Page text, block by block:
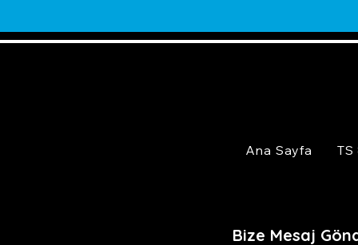
Ana Sayfa TS
Bize Mesaj